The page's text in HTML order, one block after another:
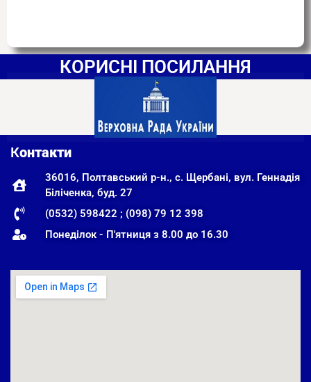
КОРИСНІ ПОСИЛАННЯ
Контакти
36016, Полтавський р-н., с. Щербані, вул. Геннадія
Біліченка, буд. 27
(0532) 598422 ; (098) 79 12 398
Понеділок - П'ятниця з 8.00 до 16.30